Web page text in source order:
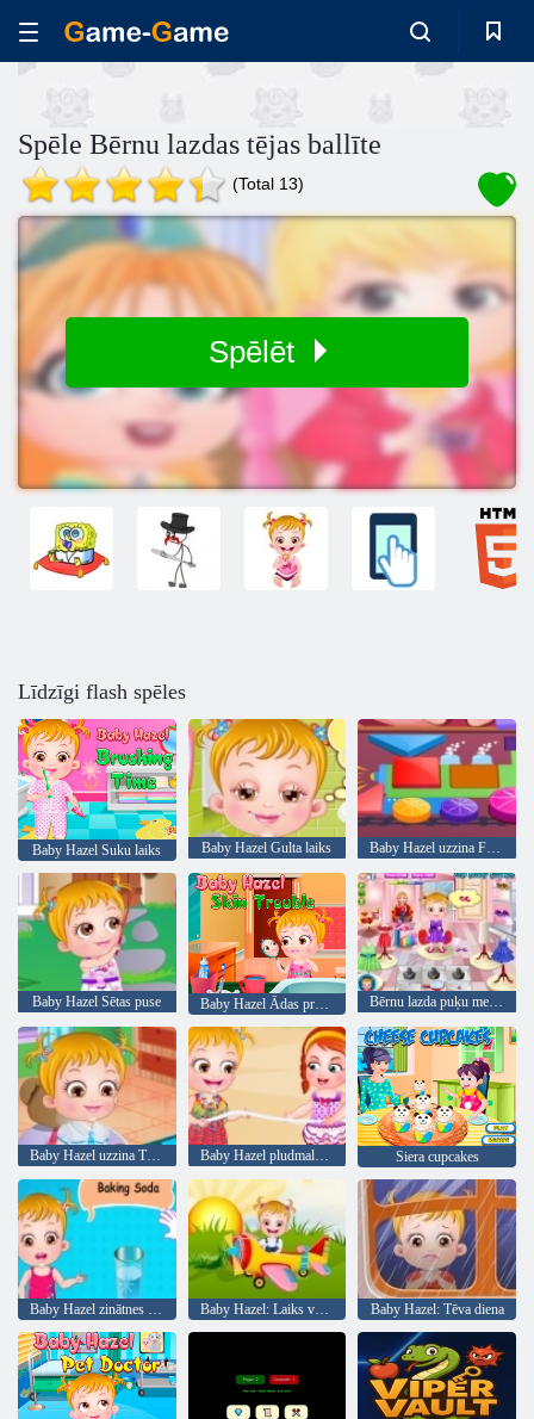
Spēle Bērnu lazdas tējas ballīte
(Total 13)
Spēlēt
Līdzīgi flash spēles
Baby Hazel Suku laiks Baby Hazel Gulta laiks Baby Hazel uzzina Formas
Baby Hazel Sētas puse Baby Hazel Ādas problēmas Bērnu lazda puķu meitene
Baby Hazel uzzina Transportlīdzekļi Baby Hazel pludmales ballīte Siera cupcakes
Baby Hazel zinātnes gadatirgus spēle Baby Hazel: Laiks vakariņām Baby Hazel: Tēva diena